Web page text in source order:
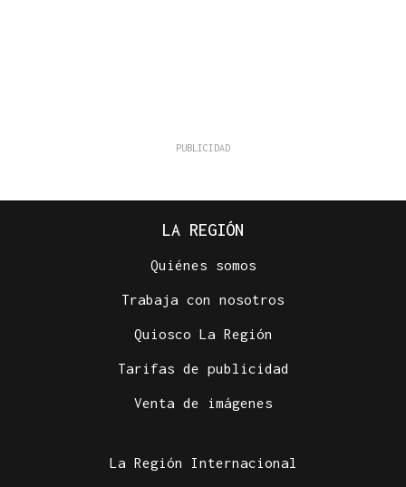
LA REGIÓN
Quiénes somos
Trabaja con nosotros
Quiosco La Región
Tarifas de publicidad
Venta de imágenes
La Región Internacional